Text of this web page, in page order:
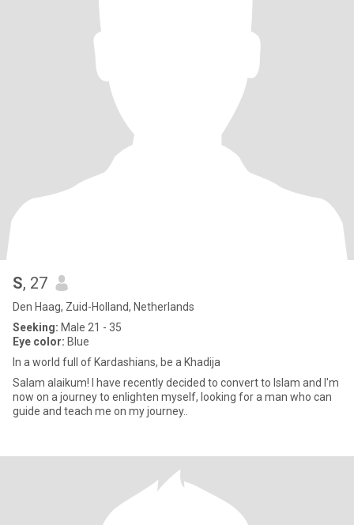
S, 27
Den Haag, Zuid-Holland, Netherlands
Seeking: Male 21 - 35
Eye color: Blue
In a world full of Kardashians, be a Khadija
Salam alaikum! I have recently decided to convert to Islam and I'm
now on a journey to enlighten myself, looking for a man who can
guide and teach me on my journey..